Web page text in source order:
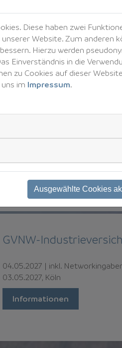
Informationen
GVNW-
04.05.2027 | inkl.
03.05.2027, Köln
Informationen
Diese haben zwei
Website. Zum anderen
Hierzu werden
Einverständnis in die
zu Cookies auf dieser
im Impressum.
Ausgewählte Cookies